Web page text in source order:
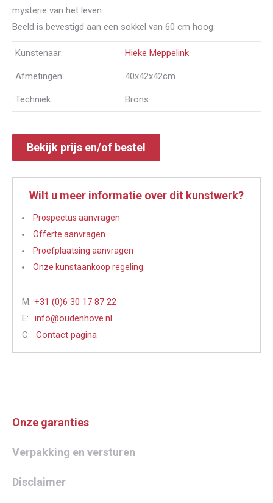
mysterie van het leven.
Beeld is bevestigd aan een sokkel van 60 cm hoog.
Kunstenaar: Hieke Meppelink
Afmetingen: 40x42x42cm
Techniek: Brons
Bekijk prijs en/of bestel
Wilt u meer informatie over dit kunstwerk?
Prospectus aanvragen
Offerte aanvragen
Proefplaatsing aanvragen
Onze kunstaankoop regeling
M: +31 (0)6 30 17 87 22
E:
info@oudenhove.nl
C:
Contact pagina
Onze garanties
Verpakking en versturen
Disclaimer